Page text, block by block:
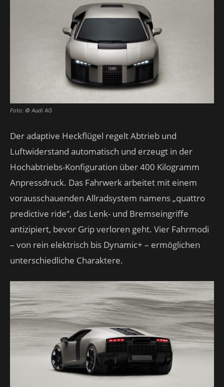
Foto: © Audi AG
Der adaptive Heckflügel regelt Abtrieb und
Luftwiderstand automatisch und erzeugt in der
Hochabtriebs-Konfiguration über 400 Kilogramm
Anpressdruck. Das Fahrwerk arbeitet mit einem
vorausschauenden Allradsystem namens „quattro
predictive ride“, das Lenk- und Bremseingriffe
antizipiert, bevor Grip verloren geht. Vier Fahrmodi
– von rein elektrisch bis Dynamic+ – ermöglichen
unterschiedliche Charaktere.